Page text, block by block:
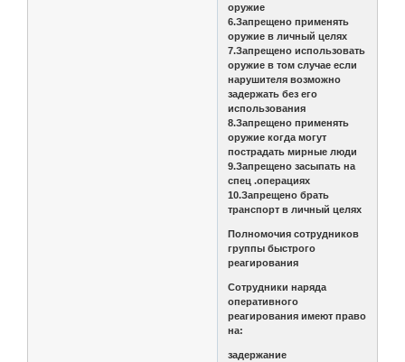
оружие
6.Запрещено применять
оружие в личный целях
7.Запрещено использовать
оружие в том случае если
нарушителя возможно
задержать без его
использования
8.Запрещено применять
оружие когда могут
пострадать мирные люди
9.Запрещено засыпать на
спец .операциях
10.Запрещено брать
транспорт в личный целях
Полномочия сотрудников
группы быстрого
реагирования
Сотрудники наряда
оперативного
реагирования имеют право
на:
задержание